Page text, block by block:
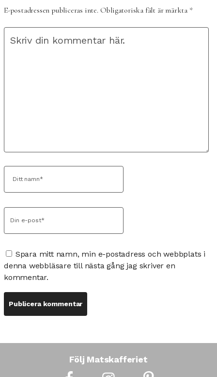
E-postadressen publiceras inte.Obligatoriska fält är märkta *
Spara mitt namn, min e-postadress och webbplats i
denna webbläsare till nästa gång jag skriver en
kommentar.
Följ Matskafferiet